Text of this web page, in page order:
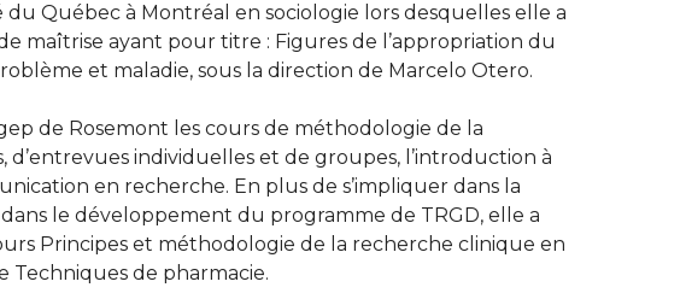
du Québec à Montréal en sociologie lors desquelles elle a
maîtrise ayant pour titre : Figures de l’appropriation du
et maladie, sous la direction de Marcelo Otero.
de Rosemont les cours de méthodologie de la
d’entrevues individuelles et de groupes, l’introduction à
en recherche. En plus de s’impliquer dans la
le développement du programme de TRGD, elle a
Principes et méthodologie de la recherche clinique en
Techniques de pharmacie.